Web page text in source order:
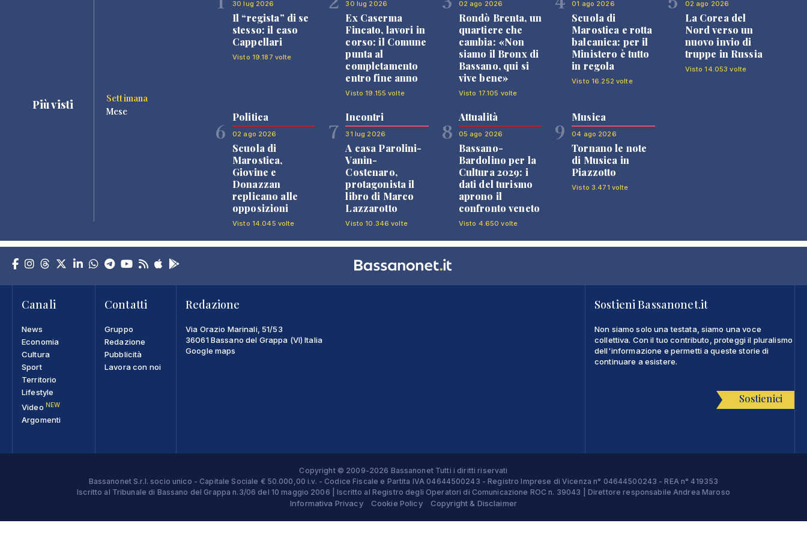
Più visti
Settimana
Mese
30 lug 2026
Il “regista” di se
stesso: il caso
Cappellari
Visto 19.187 volte
30 lug 2026
Ex Caserma
Fincato, lavori in
corso: il Comune
punta al
completamento
entro fine anno
Visto 19.155 volte
02 ago 2026
Rondò Brenta, un
quartiere che
cambia: «Non
siamo il Bronx di
Bassano, qui si
vive bene»
Visto 17.105 volte
01 ago 2026
Scuola di
Marostica e rotta
balcanica: per il
Ministero è tutto
in regola
Visto 16.252 volte
02 ago 2026
La Corea del
Nord verso un
nuovo invio di
truppe in Russia
Visto 14.053 volte
6
Politica
02 ago 2026
Scuola di
Marostica,
Giovine e
Donazzan
replicano alle
opposizioni
Visto 14.045 volte
7
Incontri
31 lug 2026
A casa Parolini-
Vanin-
Costenaro,
protagonista il
libro di Marco
Lazzarotto
Visto 10.346 volte
8
Attualità
05 ago 2026
Bassano-
Bardolino per la
Cultura 2029: i
dati del turismo
aprono il
confronto veneto
Visto 4.650 volte
9
Musica
04 ago 2026
Tornano le note
di Musica in
Piazzotto
Visto 3.471 volte
Canali
News
Economia
Cultura
Sport
Territorio
Lifestyle
Video NEW
Argomenti
Contatti
Gruppo
Redazione
Pubblicità
Lavora con noi
Redazione
Via Orazio Marinali, 51/53
36061 Bassano del Grappa (VI) Italia
Google maps
Sostieni Bassanonet.it
Non siamo solo una testata, siamo una voce
collettiva. Con il tuo contributo, proteggi il pluralismo
dell'informazione e permetti a queste storie di
continuare a esistere.
Sostienici
Copyright © 2009-2026 Bassanonet Tutti i diritti riservati
Bassanonet S.r.l. socio unico - Capitale Sociale € 50.000,00 i.v. - Codice Fiscale e Partita IVA 04644500243 - Registro Imprese di Vicenza n° 04644500243 - REA n° 419353
Iscritto al Tribunale di Bassano del Grappa n.3/06 del 10 maggio 2006 | Iscritto al Registro degli Operatori di Comunicazione ROC n. 39043 | Direttore responsabile Andrea Maroso
Informativa Privacy Cookie Policy Copyright & Disclaimer